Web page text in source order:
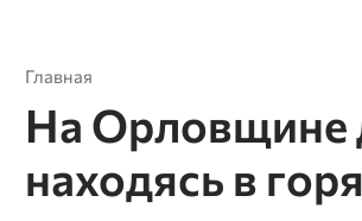
Главная
На Орловщине
находясь в